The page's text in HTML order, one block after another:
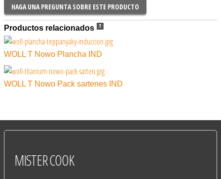
HAGA UNA PREGUNTA SOBRE ESTE PRODUCTO
Productos relacionados
WOLL T Nowo Plancha IND
WOLL T Nowo Pack sartenes IND
MISTERCOOK